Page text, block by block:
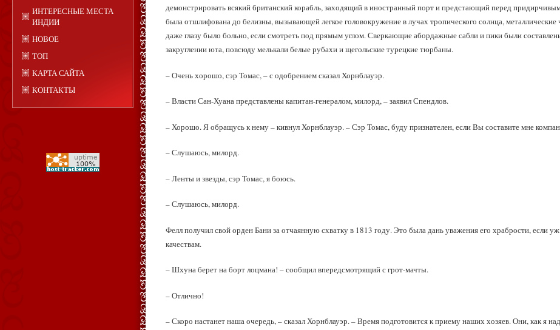
ИНТЕРЕСНЫЕ МЕСТА
ИНДИИ
НОВОЕ
ТОП
КАРТА САЙТА
КОНТАКТЫ
демонстрировать всякий британский корабль, заходящий в иностранный порт и предстающий перед
была отшлифована до белизны, вызывающей легкое головокружение в лучах тропического солнца, металлические
даже глазу было больно, если смотреть под прямым углом. Сверкающие абордажные сабли и пики были
закруглении юта, повсюду мелькали белые рубахи и щегольские турецкие тюрбаны.
– Очень хорошо, сэр Томас, – с одобрением сказал Хорнблауэр.
– Власти Сан-Хуана представлены капитан-генералом, милорд, – заявил Спендлов.
– Хорошо. Я обращусь к нему – кивнул Хорнблауэр. – Сэр Томас, буду признателен, если Вы составите мне
– Слушаюсь, милорд.
– Ленты и звезды, сэр Томас, я боюсь.
– Слушаюсь, милорд.
Фелл получил свой орден Бани за отчаянную схватку в 1813 году. Это была дань уважения его храбрости, если
качествам.
– Шхуна берет на борт лоцмана! – сообщил впередсмотрящий с грот-мачты.
– Отлично!
– Скоро настанет наша очередь, – сказал Хорнблауэр. – Время подготовится к приему наших хозяев. Они, как я